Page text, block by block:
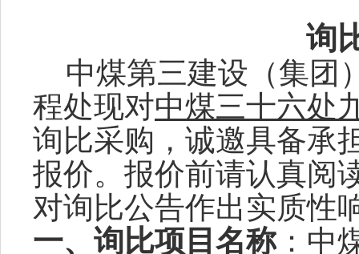
询
中煤第三建设（集团
程处现对中煤三十六处
询比采购，诚邀具备承
报价。报价前请认真阅
对询比公告作出实质性
一、 询比项目名称 ： 中